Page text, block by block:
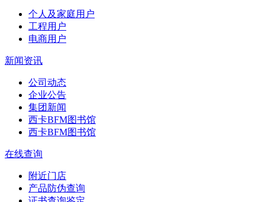
个人及家庭用户
工程用户
电商用户
新闻资讯
公司动态
企业公告
集团新闻
西卡BFM图书馆
西卡BFM图书馆
在线查询
附近门店
产品防伪查询